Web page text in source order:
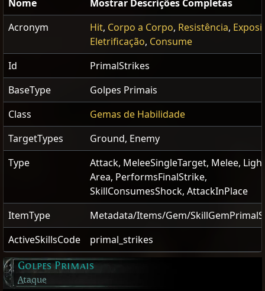
Nome
Mostrar Descrições Completas
Acronym
Hit, Corpo a Corpo, Resistência,
Eletrificação, Consume
Id
PrimalStrikes
BaseType
Golpes Primais
Class
Gemas de Habilidade
TargetTypes
Ground, Enemy
Type
Attack, MeleeSingleTarget, Melee,
Area, PerformsFinalStrike,
SkillConsumesShock, AttackInPlace
ItemType
Metadata/Items/Gem/
ActiveSkillsCode
primal_strikes
Golpes Primais
Ataque